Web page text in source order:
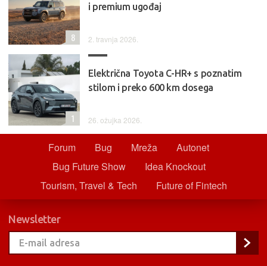
i premium ugođaj
2. travnja 2026.
8
Električna Toyota C-HR+ s poznatim
stilom i preko 600 km dosega
26. ožujka 2026.
1
Forum Bug Mreža
Autonet
Bug Future Show
Idea Knockout
Tourism, Travel & Tech
Future of Fintech
Newsletter